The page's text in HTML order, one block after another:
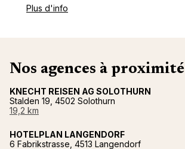
Plus d'info
Nos agences à proximité
KNECHT REISEN AG SOLOTHURN
Stalden 19, 4502 Solothurn
19,2 km
HOTELPLAN LANGENDORF
6 Fabrikstrasse, 4513 Langendorf